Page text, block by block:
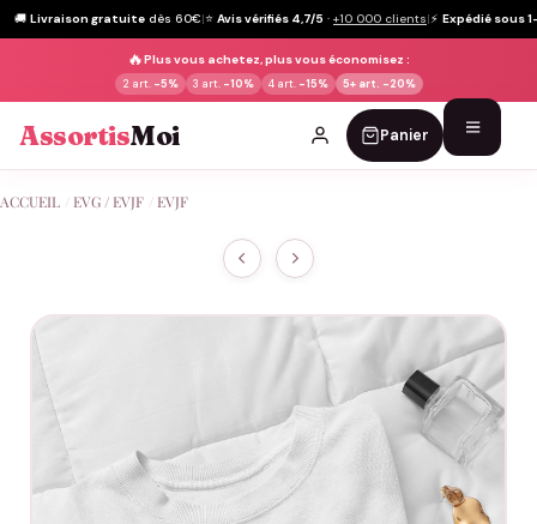
🚚 Livraison gratuite dès 60€|⭐ Avis vérifiés 4,7/5 · +10 000 clients|⚡ Expédié sous
🔥Plus vous achetez, plus vous économisez :
2 art. -5% 3 art. -10% 4 art. -15% 5+ art. -20%
AssortisMoi Panier
au
ACCUEIL EVG / EVJF EVJF